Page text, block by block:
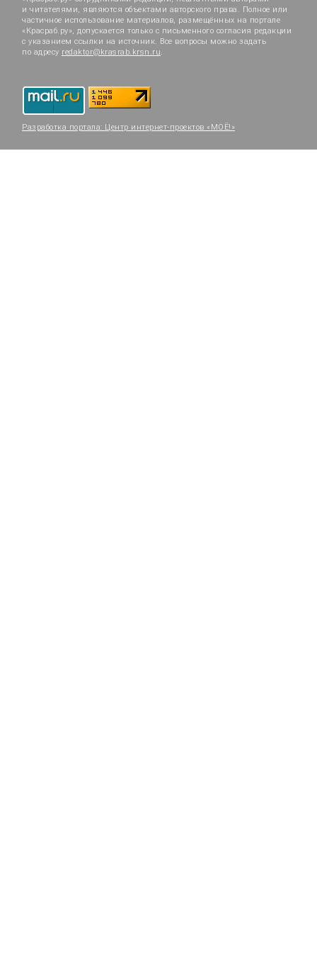
и читателями, являются объектами авторского права. Полное или
частичное использование материалов, размещённых на портале
«Красраб.ру», допускается только с письменного согласия редакции
с указанием ссылки на источник. Все вопросы можно задать
по адресу redaktor@krasrab.krsn.ru.
Разработка портала: Центр интернет-проектов «МОЁ!»